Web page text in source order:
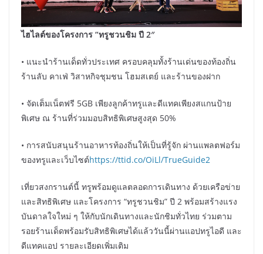
ไฮไลต์ของโครงการ “ทรูชวนชิม ปี 2″
• แนะนำร้านเด็ดทั่วประเทศ ครอบคลุมทั้งร้านเด่นของท้องถิ่น
ร้านลับ คาเฟ่ วิสาหกิจชุมชน โฮมสเตย์ และร้านของฝาก
• จัดเต็มเน็ตฟรี 5GB เพียงลูกค้าทรูและดีแทคเพียงสแกนป้าย
พิเศษ ณ ร้านที่ร่วมมอบสิทธิพิเศษสูงสุด 50%
• การสนับสนุนร้านอาหารท้องถิ่นให้เป็นที่รู้จัก ผ่านแพลตฟอร์ม
ของทรูและเว็บไซต์https://ttid.co/OiLl/TrueGuide2
เที่ยวสงกรานต์นี้ ทรูพร้อมดูแลตลอดการเดินทาง ด้วยเครือข่าย
และสิทธิพิเศษ และโครงการ “ทรูชวนชิม” ปี 2 พร้อมสร้างแรง
บันดาลใจใหม่ ๆ ให้กับนักเดินทางและนักชิมทั่วไทย ร่วมตาม
รอยร้านเด็ดพร้อมรับสิทธิพิเศษได้แล้ววันนี้ผ่านแอปทรูไอดี และ
ดีแทคแอป รายละเอียดเพิ่มเติม